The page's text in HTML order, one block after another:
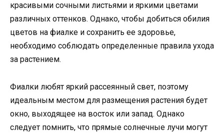
красивыми сочными листьями и яркими цветами
различных оттенков. Однако, чтобы добиться обилия
цветов на фиалке и сохранить ее здоровье,
необходимо соблюдать определенные правила ухода
за растением.
Фиалки любят яркий рассеянный свет, поэтому
идеальным местом для размещения растения будет
окно, выходящее на восток или запад. Однако
следует помнить, что прямые солнечные лучи могут